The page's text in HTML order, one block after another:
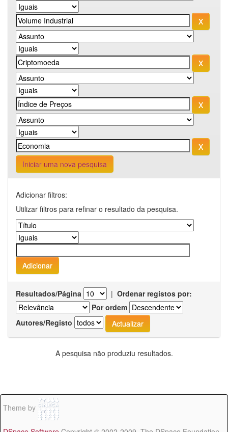
Iniciar uma nova pesquisa
Adicionar filtros:
Utilizar filtros para refinar o resultado da pesquisa.
Resultados/Página | Ordenar registos por:
Por ordem
Autores/Registo
A pesquisa não produziu resultados.
Theme by